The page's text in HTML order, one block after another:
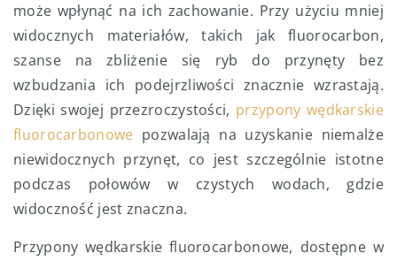
może wpłynąć na ich zachowanie. Przy użyciu mniej
widocznych materiałów, takich jak fluorocarbon,
szanse na zbliżenie się ryb do przynęty bez
wzbudzania ich podejrzliwości znacznie wzrastają.
Dzięki swojej przezroczystości, przypony wędkarskie
fluorocarbonowe pozwalają na uzyskanie niemalże
niewidocznych przynęt, co jest szczególnie istotne
podczas połowów w czystych wodach, gdzie
widoczność jest znaczna.
Przypony wędkarskie fluorocarbonowe, dostępne w